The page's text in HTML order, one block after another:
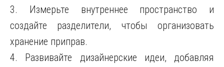
3. Измерьте внутреннее пространство и
создайте разделители, чтобы организовать
хранение приправ.
4. Развивайте дизайнерские идеи, добавляя